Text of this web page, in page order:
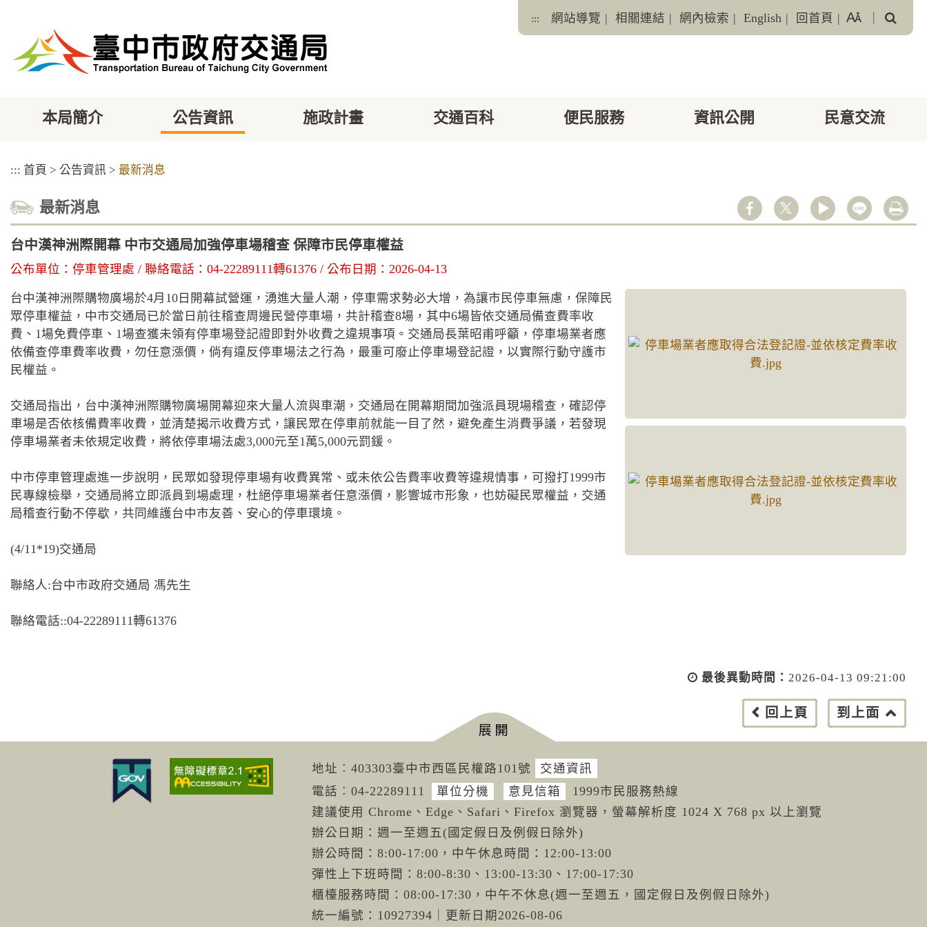
::: 網站導覽 | 相關連結 | 網內檢索 | English | 回首頁 |
尋
本局簡介 公告資訊 施政計畫 交通百科 便民服務 資訊公開 民意交流
::: 首頁 > 公告資訊 > 最新消息
最新消息
台中漢神洲際開幕 中市交通局加強停車場稽查 保障市民停車權益
公布單位：停車管理處 / 聯絡電話：04-22289111轉61376 / 公布日期：2026-04-13
台中漢神洲際購物廣場於4月10日開幕試營運，湧進大量人潮，停車需求勢必大增，為讓市民停車無慮，保障民
眾停車權益，中市交通局已於當日前往稽查周邊民營停車場，共計稽查8場，其中6場皆依交通局備查費率收
費、1場免費停車、1場查獲未領有停車場登記證即對外收費之違規事項。交通局長葉昭甫呼籲，停車場業者應
依備查停車費率收費，勿任意漲價，倘有違反停車場法之行為，最重可廢止停車場登記證，以實際行動守護市
民權益。
交通局指出，台中漢神洲際購物廣場開幕迎來大量人流與車潮，交通局在開幕期間加強派員現場稽查，確認停
車場是否依核備費率收費，並清楚揭示收費方式，讓民眾在停車前就能一目了然，避免產生消費爭議，若發現
停車場業者未依規定收費，將依停車場法處3,000元至1萬5,000元罰鍰。
中市停車管理處進一步說明，民眾如發現停車場有收費異常、或未依公告費率收費等違規情事，可撥打1999市
民專線檢舉，交通局將立即派員到場處理，杜絕停車場業者任意漲價，影響城市形象，也妨礙民眾權益，交通
局稽查行動不停歇，共同維護台中市友善、安心的停車環境。
(4/11*19)交通局
聯絡人:台中市政府交通局 馮先生
聯絡電話::04-22289111轉61376
最後異動時間： 2026-04-13 09:21:00
回上頁 到上面
地址︰403303臺中市西區民權路101號
交通資訊
電話︰04-22289111 單位分機 意見信箱
1999市民服務熱線
建議使用 Chrome、Edge、Safari、Firefox 瀏覽器，螢幕解析度 1024 X 768 px 以上瀏覽
辦公日期：週一至週五(國定假日及例假日除外)
辦公時間：8:00-17:00，中午休息時間：12:00-13:00
彈性上下班時間：8:00-8:30、13:00-13:30、17:00-17:30
櫃檯服務時間：08:00-17:30，中午不休息(週一至週五，國定假日及例假日除外)
統一編號：10927394
更新日期 2026-08-06